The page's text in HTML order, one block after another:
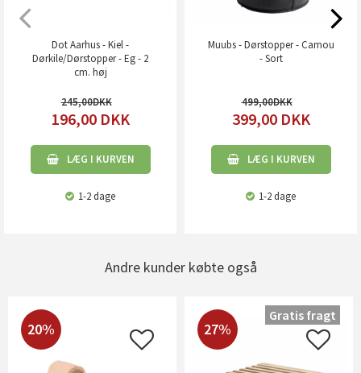
Dot Aarhus - Kiel -
Dørkile/Dørstopper - Eg - 2
cm. høj
245,00
196,00 DKK
LÆG I KURVEN
1-2 dage
Muubs - Dørstopper - Camou
- Sort
499,00
399,00 DKK
LÆG I KURVEN
1-2 dage
Andre kunder købte også
20% 27%
Gratis fragt